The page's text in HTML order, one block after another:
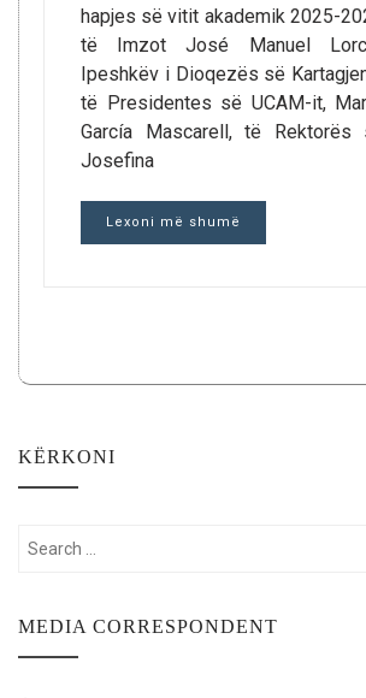
hapjes së vitit akademik 2025-
të Imzot José Manuel
Ipeshkëv i Dioqezës së
të Presidentes së UCAM-it,
García Mascarell, të Rektorës
Josefina
Lexoni më shumë
KËRKONI
Search
MEDIA CORRESPONDENT